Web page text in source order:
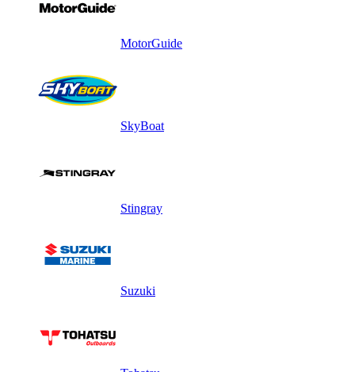
MotorGuide
SkyBoat
Stingray
Suzuki